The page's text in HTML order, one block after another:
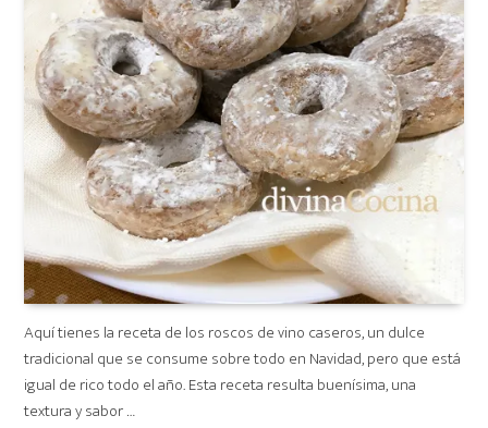
Aquí tienes la receta de los roscos de vino caseros, un dulce
tradicional que se consume sobre todo en Navidad, pero que está
igual de rico todo el año. Esta receta resulta buenísima, una
textura y sabor …